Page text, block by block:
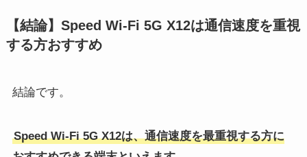
【結論】Speed Wi-Fi 5G X12は通信速度を重視
する方おすすめ
結論です。
Speed Wi-Fi 5G X12は、通信速度を最重視する方に